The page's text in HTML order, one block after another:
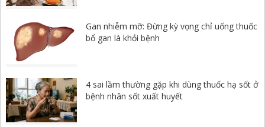
Gan nhiễm mỡ: Đừng kỳ vọng chỉ uống thuốc
bổ gan là khỏi bệnh
4 sai lầm thường gặp khi dùng thuốc hạ sốt ở
bệnh nhân sốt xuất huyết